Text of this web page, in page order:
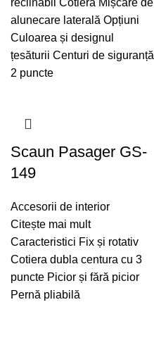
reclinabil Cotiera Mișcare de
alunecare laterală Opțiuni
Culoarea și designul
țesăturii Centuri de siguranță
2 puncte
Scaun Pasager GS-
149
Accesorii de interior
Citește mai mult
Caracteristici Fix și rotativ
Cotiera dubla centura cu 3
puncte Picior și fără picior
Pernă pliabilă